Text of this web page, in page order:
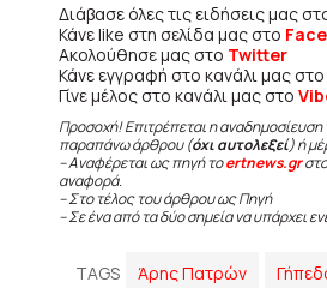
Διάβασε όλες τις ειδήσεις μας
Κάνε like στη σελίδα μας στο
Ακολούθησε μας στο Twitter
Κάνε εγγραφή στο κανάλι μας στο
Γίνε μέλος στο κανάλι μας στο
Προσοχή! Επιτρέπεται η
παραπάνω άρθρου (όχι αυτολεξεί) ή
– Αναφέρεται ως πηγή τοertnews.gr
αναφορά.
– Στο τέλος του άρθρου ως Πηγή
– Σε ένα από τα δύο σημεία να υπάρχει
TAGS Άρης Πατρών